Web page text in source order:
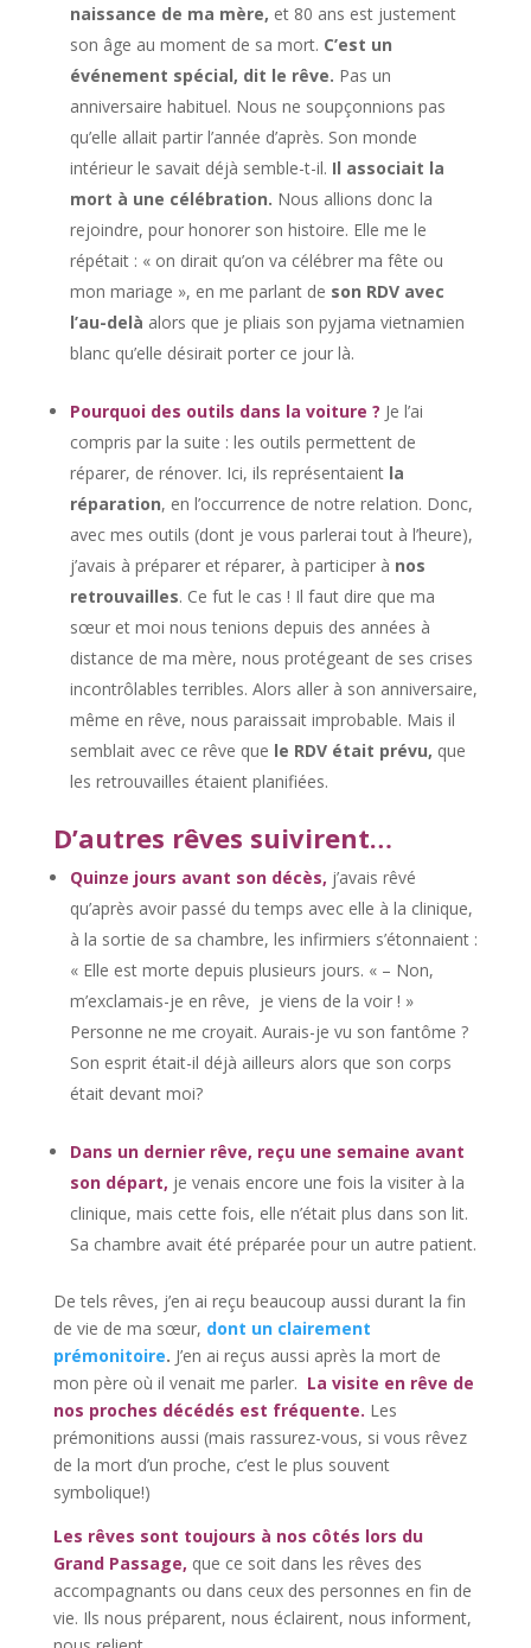
naissance de ma mère, et 80 ans est justement
son âge au moment de sa mort. C’est un
événement spécial, dit le rêve. Pas un
anniversaire habituel. Nous ne soupçonnions pas
qu’elle allait partir l’année d’après. Son monde
intérieur le savait déjà semble-t-il. Il associait la
mort à une célébration. Nous allions donc la
rejoindre, pour honorer son histoire. Elle me le
répétait : « on dirait qu’on va célébrer ma fête ou
mon mariage », en me parlant de son RDV avec
l’au-delà alors que je pliais son pyjama vietnamien
blanc qu’elle désirait porter ce jour là.
Pourquoi des outils dans la voiture ? Je l’ai
compris par la suite : les outils permettent de
réparer, de rénover. Ici, ils représentaient la
réparation, en l’occurrence de notre relation. Donc,
avec mes outils (dont je vous parlerai tout à l’heure),
j’avais à préparer et réparer, à participer à nos
retrouvailles. Ce fut le cas ! Il faut dire que ma
sœur et moi nous tenions depuis des années à
distance de ma mère, nous protégeant de ses crises
incontrôlables terribles. Alors aller à son anniversaire,
même en rêve, nous paraissait improbable. Mais il
semblait avec ce rêve que le RDV était prévu, que
les retrouvailles étaient planifiées.
D’autres rêves suivirent…
Quinze jours avant son décès, j’avais rêvé
qu’après avoir passé du temps avec elle à la clinique,
à la sortie de sa chambre, les infirmiers s’étonnaient :
« Elle est morte depuis plusieurs jours. « – Non,
m’exclamais-je en rêve, je viens de la voir ! »
Personne ne me croyait. Aurais-je vu son fantôme ?
Son esprit était-il déjà ailleurs alors que son corps
était devant moi?
Dans un dernier rêve, reçu une semaine avant
son départ, je venais encore une fois la visiter à la
clinique, mais cette fois, elle n’était plus dans son lit.
Sa chambre avait été préparée pour un autre patient.
De tels rêves, j’en ai reçu beaucoup aussi durant la fin
de vie de ma sœur, dont un clairement
prémonitoire. J’en ai reçus aussi après la mort de
mon père où il venait me parler. La visite en rêve de
nos proches décédés est fréquente. Les
prémonitions aussi (mais rassurez-vous, si vous rêvez
de la mort d’un proche, c’est le plus souvent
symbolique!)
Les rêves sont toujours à nos côtés lors du
Grand Passage, que ce soit dans les rêves des
accompagnants ou dans ceux des personnes en fin de
vie. Ils nous préparent, nous éclairent, nous informent,